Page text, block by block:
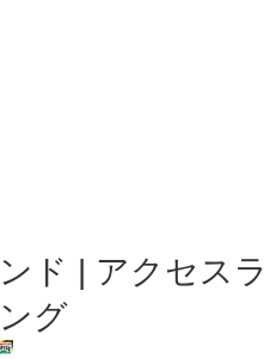
ド | アクセスラ
グ